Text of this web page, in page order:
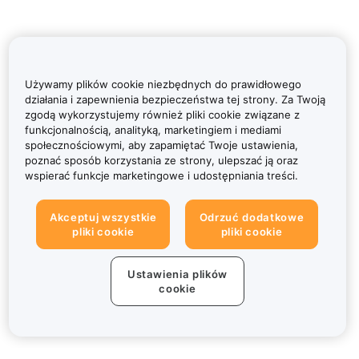
Używamy plików cookie niezbędnych do prawidłowego
działania i zapewnienia bezpieczeństwa tej strony. Za Twoją
zgodą wykorzystujemy również pliki cookie związane z
funkcjonalnością, analityką, marketingiem i mediami
społecznościowymi, aby zapamiętać Twoje ustawienia,
poznać sposób korzystania ze strony, ulepszać ją oraz
wspierać funkcje marketingowe i udostępniania treści.
Akceptuj wszystkie
pliki cookie
Odrzuć dodatkowe
pliki cookie
Ustawienia plików
cookie